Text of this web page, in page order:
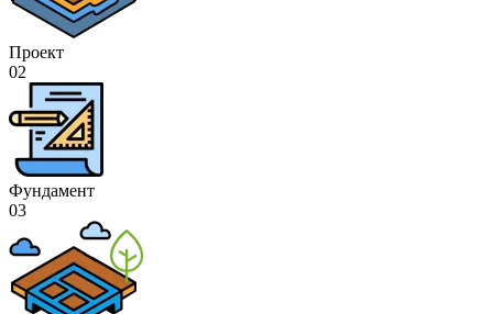
Проект
02
Фундамент
03